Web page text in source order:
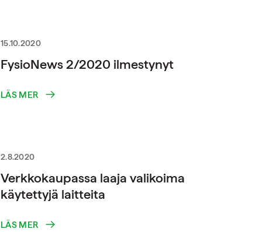
15.10.2020
FysioNews 2/2020 ilmestynyt
LÄS MER
2.8.2020
Verkkokaupassa laaja valikoima
käytettyjä laitteita
LÄS MER